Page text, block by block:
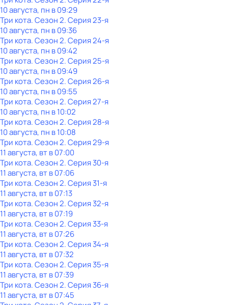
10 августа, пн в 09:29
Три кота. Сезон 2. Серия 23-я
10 августа, пн в 09:36
Три кота. Сезон 2. Серия 24-я
10 августа, пн в 09:42
Три кота. Сезон 2. Серия 25-я
10 августа, пн в 09:49
Три кота. Сезон 2. Серия 26-я
10 августа, пн в 09:55
Три кота. Сезон 2. Серия 27-я
10 августа, пн в 10:02
Три кота. Сезон 2. Серия 28-я
10 августа, пн в 10:08
Три кота. Сезон 2. Серия 29-я
11 августа, вт в 07:00
Три кота. Сезон 2. Серия 30-я
11 августа, вт в 07:06
Три кота. Сезон 2. Серия 31-я
11 августа, вт в 07:13
Три кота. Сезон 2. Серия 32-я
11 августа, вт в 07:19
Три кота. Сезон 2. Серия 33-я
11 августа, вт в 07:26
Три кота. Сезон 2. Серия 34-я
11 августа, вт в 07:32
Три кота. Сезон 2. Серия 35-я
11 августа, вт в 07:39
Три кота. Сезон 2. Серия 36-я
11 августа, вт в 07:45